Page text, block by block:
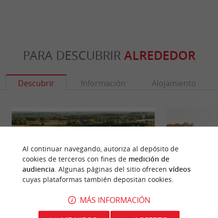
PARA DESCUBRIR ALREDEDOR
Descubrir Información Alojamiento
Al continuar navegando, autoriza al depósito de
cookies de terceros con fines de medición de
audiencia. Algunas páginas del sitio ofrecen vídeos
cuyas plataformas también depositan cookies.
MÁS INFORMACIÓN